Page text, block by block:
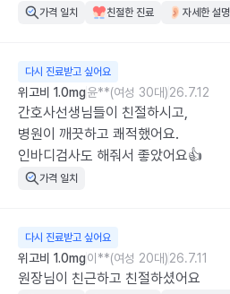
가격 일치 친절한 진료 자세한 설명
다시 진료받고 싶어요
위고비 1.0mg윤**(여성 30대)26.7.12
간호사선생님들이 친절하시고,
병원이 깨끗하고 쾌적했어요.
인바디검사도 해줘서 좋았어요👍
가격 일치
다시 진료받고 싶어요
위고비 1.0mg이**(여성 20대)26.7.11
원장님이 친근하고 친절하셨어요